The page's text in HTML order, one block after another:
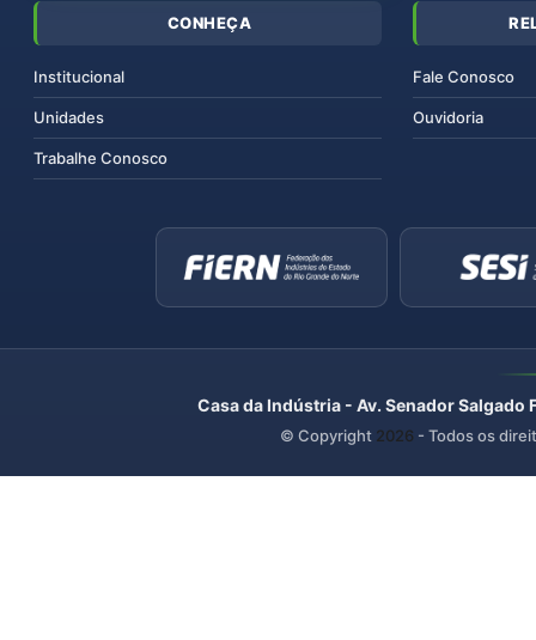
CONHEÇA
Institucional
Unidades
Trabalhe Conosco
Fale Conosco
Ouvidoria
Casa da Indústria - Av. Senador
© Copyright 2026 - Todos os